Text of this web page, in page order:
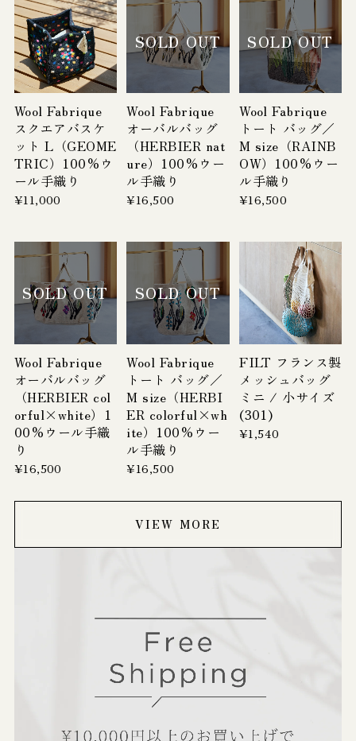
Wool Fabrique
スクエアバスケ
ット L（GEOME
TRIC）100%ウ
ール手織り
¥11,000
SOLD OUT
Wool Fabrique
オーバルバッグ
（HERBIER nat
ure）100%ウー
ル手織り
¥16,500
SOLD OUT
Wool Fabrique
トート バッグ／
M size（RAINB
OW）100%ウー
ル手織り
¥16,500
SOLD OUT
Wool Fabrique
オーバルバッグ
（HERBIER col
orful×white）1
00%ウール手織
り
¥16,500
SOLD OUT
Wool Fabrique
トート バッグ／
M size（HERBI
ER colorful×wh
ite）100%ウー
ル手織り
¥16,500
FILT フランス製
メッシュバッグ
ミニ / 小サイズ
(301)
¥1,540
VIEW MORE